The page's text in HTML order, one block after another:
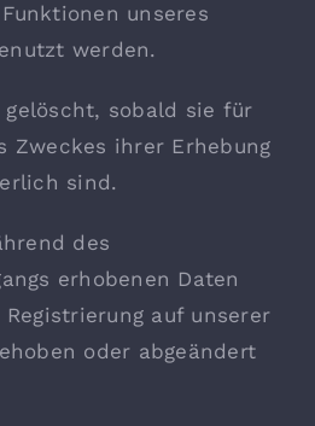
unseres
werden.
gelöscht, sobald sie für
Zweckes ihrer Erhebung
sind.
des
erhobenen Daten
auf unserer
oder abgeändert